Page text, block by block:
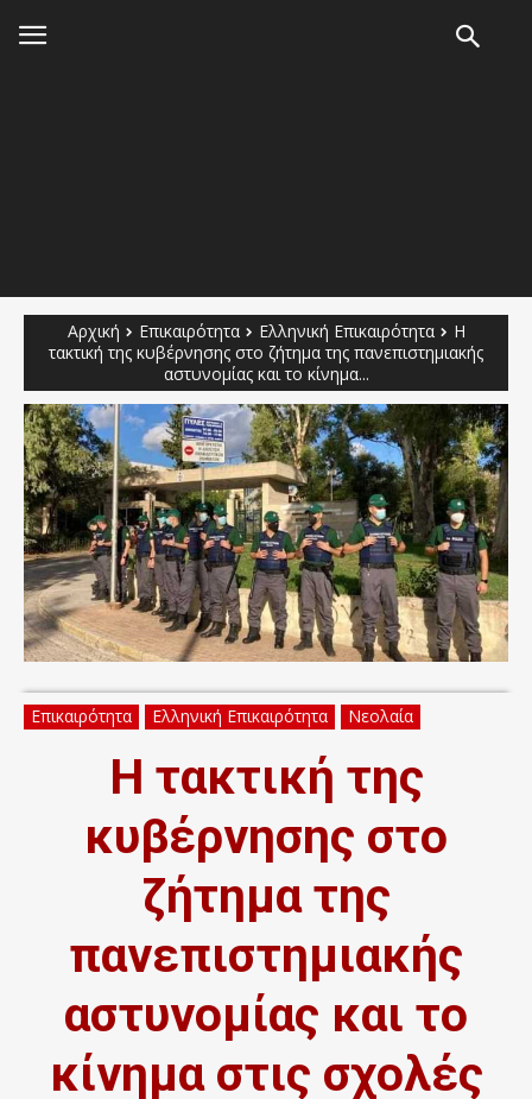
Αρχική Επικαιρότητα Ελληνική Επικαιρότητα
Η
τακτική της κυβέρνησης στο ζήτημα της πανεπιστημιακής
αστυνομίας και το κίνημα...
Επικαιρότητα Ελληνική Επικαιρότητα Νεολαία
Η τακτική της
κυβέρνησης στο
ζήτημα της
πανεπιστημιακής
αστυνομίας και το
κίνημα στις σχολές